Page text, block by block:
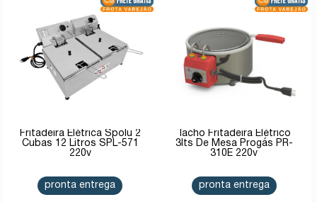
Fritadeira Elétrica Spolu 2
Cubas 12 Litros SPL-571
220v
pronta entrega
Tacho Fritadeira Elétrico
3lts De Mesa Progás PR-
310E 220v
pronta entrega